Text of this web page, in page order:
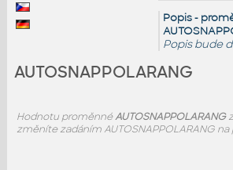
Popis -
Popis bude
AUTOSNAPPOLARANG
Hodnotu proměnnéAUTOSNAPPOLARANG
změníte zadáním AUTOSNAPPOLARANG